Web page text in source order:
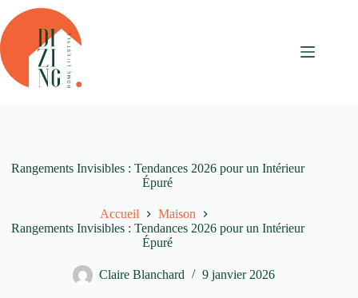
Passer
au
contenu
Rangements Invisibles : Tendances 2026 pour un Intérieur
Épuré
Accueil
Maison
Rangements Invisibles : Tendances 2026 pour un Intérieur
Épuré
Claire Blanchard 9 janvier 2026